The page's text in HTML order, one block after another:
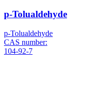
p-Tolualdehyde
p-Tolualdehyde
CAS number:
104-92-7